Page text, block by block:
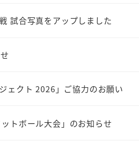
試合写真をアップしました
ェクト 2026」ご協力のお願い
トボール大会」のお知らせ